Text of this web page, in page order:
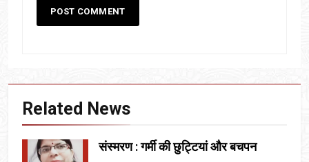
Related News
संस्मरण : गर्मी की छुट्टियां और बचपन